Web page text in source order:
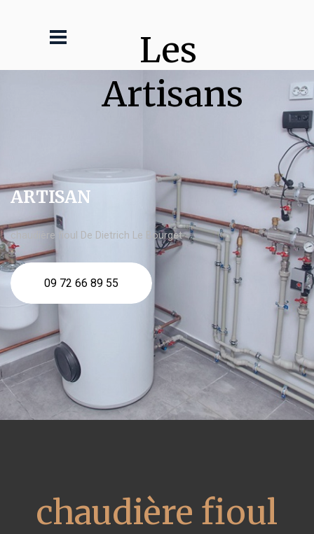
Les
Artisans
ARTISAN
chaudière fioul De Dietrich Le Bourget
09 72 66 89 55
chaudière fioul